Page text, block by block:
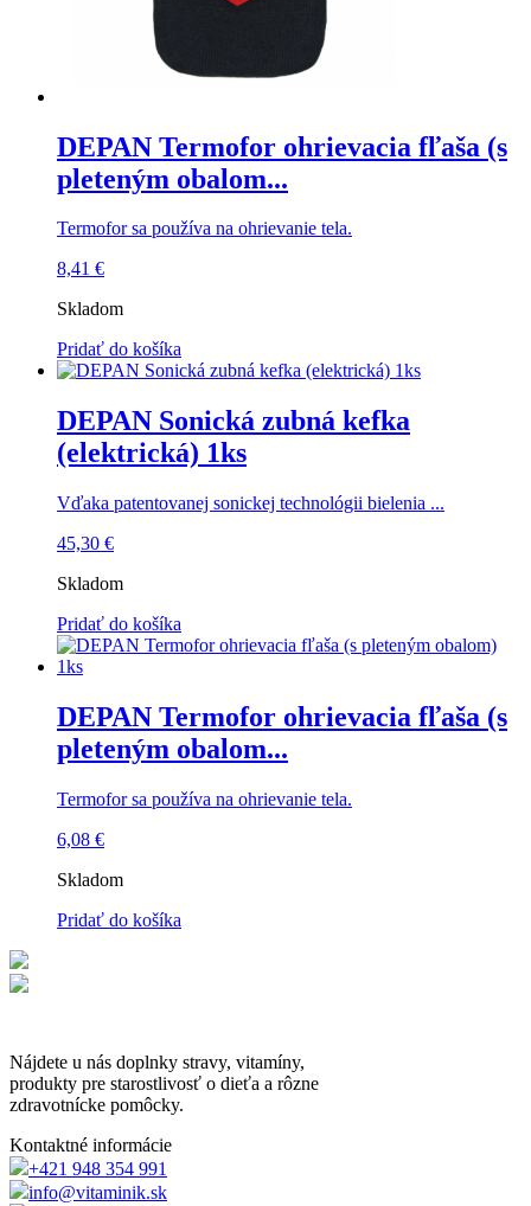
DEPAN Termofor ohrievacia fľaša (s
pleteným obalom...
Termofor sa používa na ohrievanie tela.
8,41 €
Skladom
Pridať do košíka
DEPAN Sonická zubná kefka
(elektrická) 1ks
Vďaka patentovanej sonickej technológii bielenia ...
45,30 €
Skladom
Pridať do košíka
DEPAN Termofor ohrievacia fľaša (s
pleteným obalom...
Termofor sa používa na ohrievanie tela.
6,08 €
Skladom
Pridať do košíka
Nájdete u nás doplnky stravy, vitamíny,
produkty pre starostlivosť o dieťa a rôzne
zdravotnícke pomôcky.
Kontaktné informácie
+421 948 354 991
info@vitaminik.sk